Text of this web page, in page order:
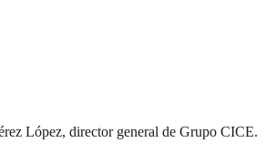
López, director general de Grupo CICE.